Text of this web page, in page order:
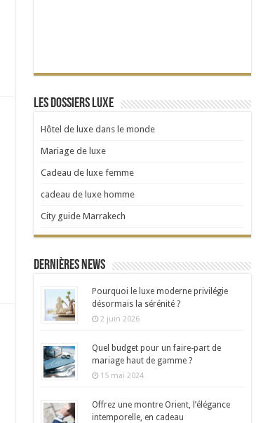
Les dossiers Luxe
Hôtel de luxe dans le monde
Mariage de luxe
Cadeau de luxe femme
cadeau de luxe homme
City guide Marrakech
Dernières news
Pourquoi le luxe moderne privilégie
désormais la sérénité ?
2 juin 2026
Quel budget pour un faire-part de
mariage haut de gamme ?
15 mai 2024
Offrez une montre Orient, l’élégance
intemporelle, en cadeau